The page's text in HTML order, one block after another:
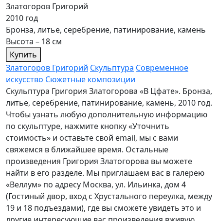
Златогоров Григорий
2010 год
Бронза, литье, серебрение, патинирование, камень
Высота – 18 см
Купить
Златогоров Григорий Скульптура Современное
искусство Сюжетные композиции
Скульптура Григория Златогорова «В Цфате». Бронза,
литье, серебрение, патинирование, камень, 2010 год.
Чтобы узнать любую дополнительную информацию
по скульптуре, нажмите кнопку «Уточнить
стоимость» и оставьте свой email, мы с вами
свяжемся в ближайшее время. Остальные
произведения Григория Златогорова вы можете
найти в его разделе. Мы приглашаем вас в галерею
«Веллум» по адресу Москва, ул. Ильинка, дом 4
(Гостиный двор, вход с Хрустального переулка, между
19 и 18 подъездами), где вы сможете увидеть это и